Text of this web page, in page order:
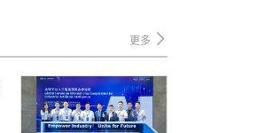
更多